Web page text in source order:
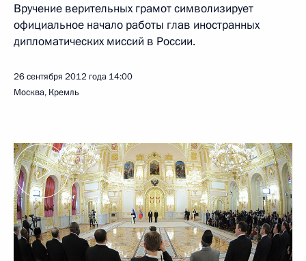
Вручение верительных грамот символизирует
официальное начало работы глав иностранных
дипломатических миссий в России.
26 сентября 2012 года 14:00
Москва, Кремль